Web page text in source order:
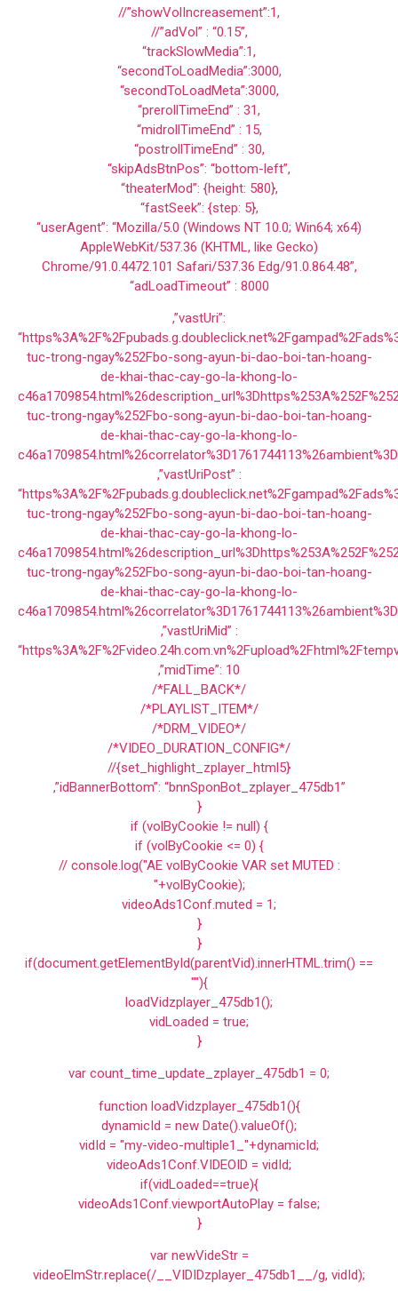
//”showVolIncreasement”:1,
//”adVol” : “0.15”,
“trackSlowMedia”:1,
“secondToLoadMedia”:3000,
“secondToLoadMeta”:3000,
“prerollTimeEnd” : 31,
“midrollTimeEnd” : 15,
“postrollTimeEnd” : 30,
“skipAdsBtnPos”: “bottom-left”,
“theaterMod”: {height: 580},
“fastSeek”: {step: 5},
“userAgent”: “Mozilla/5.0 (Windows NT 10.0; Win64; x64)
AppleWebKit/537.36 (KHTML, like Gecko)
Chrome/91.0.4472.101 Safari/537.36 Edg/91.0.864.48”,
“adLoadTimeout” : 8000
,”vastUri”:
tuc-trong-ngay%252Fbo-song-ayun-bi-dao-boi-tan-hoang-
de-khai-thac-cay-go-la-khong-lo-
tuc-trong-ngay%252Fbo-song-ayun-bi-dao-boi-tan-hoang-
de-khai-thac-cay-go-la-khong-lo-
,”vastUriPost” :
tuc-trong-ngay%252Fbo-song-ayun-bi-dao-boi-tan-hoang-
de-khai-thac-cay-go-la-khong-lo-
tuc-trong-ngay%252Fbo-song-ayun-bi-dao-boi-tan-hoang-
de-khai-thac-cay-go-la-khong-lo-
,”vastUriMid” :
,”midTime”: 10
/*FALL_BACK*/
/*PLAYLIST_ITEM*/
/*DRM_VIDEO*/
/*VIDEO_DURATION_CONFIG*/
//{set_highlight_zplayer_html5}
,”idBannerBottom”: “bnnSponBot_zplayer_475db1”
}
if (volByCookie != null) {
if (volByCookie <= 0) {
// console.log("AE volByCookie VAR set MUTED :
"+volByCookie);
videoAds1Conf.muted = 1;
}
}
if(document.getElementById(parentVid).innerHTML.trim() ==
""){
loadVidzplayer_475db1();
vidLoaded = true;
}
var count_time_update_zplayer_475db1 = 0;
function loadVidzplayer_475db1(){
dynamicId = new Date().valueOf();
vidId = "my-video-multiple1_"+dynamicId;
videoAds1Conf.VIDEOID = vidId;
if(vidLoaded==true){
videoAds1Conf.viewportAutoPlay = false;
}
var newVideStr =
videoElmStr.replace(/__VIDIDzplayer_475db1__/g, vidId);